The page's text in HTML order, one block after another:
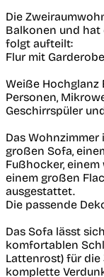
Die
Balkonen und hat
folgt aufteilt:
Flur mit
Weiße Hochglanz
Personen,
Geschirrspüler
Das
großen Sofa,
Fußhocker,
einem großen
ausgestattet.
Die passende
Das Sofa lässt
komfortablen
Lattenrost) für die
komplette